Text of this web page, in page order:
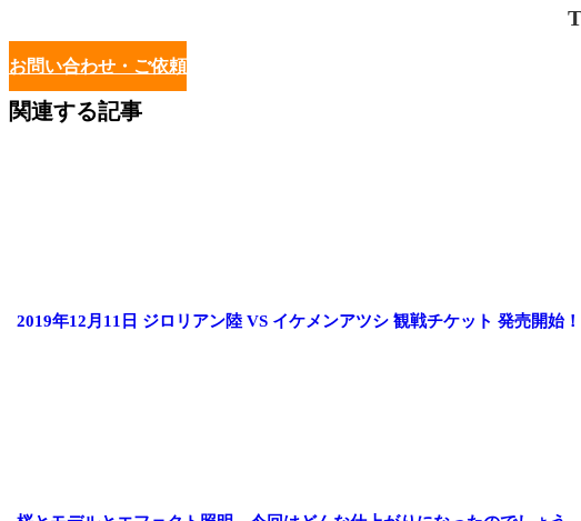
お問い合わせ・ご依頼
関連する記事
2019年12月11日 ジロリアン陸 VS イケメンアツシ 観戦チケット 発売開始！